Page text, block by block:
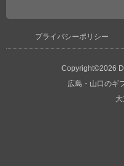
プライバシーポリシー
Copyright©2026
広島・山口のギ